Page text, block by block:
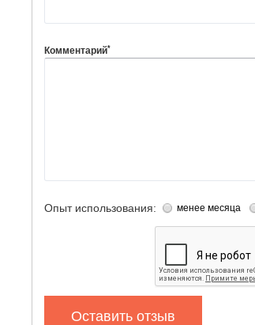
Комментарий*
Опыт использования: менее месяца
Оставить отзыв